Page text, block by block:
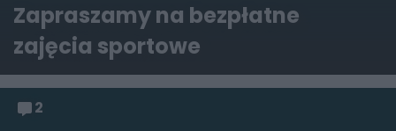
Zapraszamy na bezpłatne
zajęcia sportowe
2